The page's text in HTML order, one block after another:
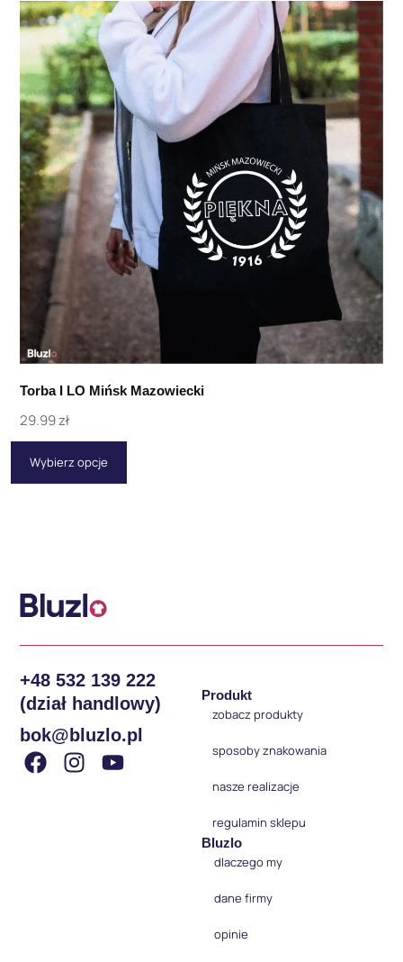
Torba I LO Mińsk Mazowiecki
29.99zł
Wybierz opcje
+48 532 139 222
(dział handlowy)
bok@bluzlo.pl
Produkt
zobacz produkty
sposoby znakowania
nasze realizacje
regulamin sklepu
Bluzlo
dlaczego my
dane firmy
opinie